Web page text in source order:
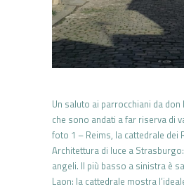
Un saluto ai parrocchiani da
che sono andati a far riserva di
foto 1 – Reims, la cattedrale dei
Architettura di luce a
angeli. Il più basso a sinistra è
Laon: la cattedrale mostra